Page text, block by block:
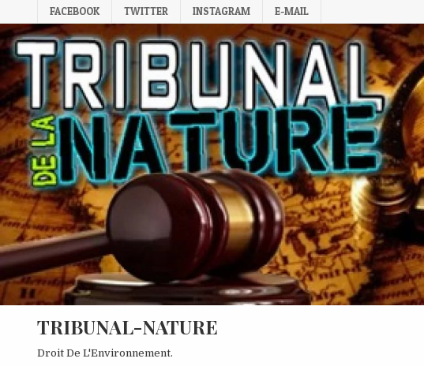
to
content
FACEBOOK TWITTER INSTAGRAM E-MAIL
TRIBUNAL-NATURE
Droit De L'Environnement.